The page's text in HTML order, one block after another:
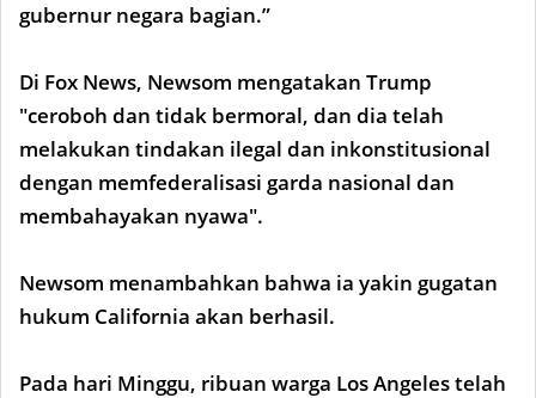
gubernur negara bagian.”
Di Fox News, Newsom mengatakan Trump
"ceroboh dan tidak bermoral, dan dia telah
melakukan tindakan ilegal dan inkonstitusional
dengan memfederalisasi garda nasional dan
membahayakan nyawa".
Newsom menambahkan bahwa ia yakin gugatan
hukum California akan berhasil.
Pada hari Minggu, ribuan warga Los Angeles telah